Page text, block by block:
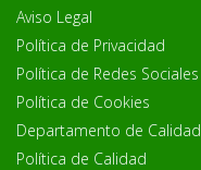
Aviso Legal
Política de Privacidad
Política de Redes Sociales
Política de Cookies
Departamento de Calidad
Política de Calidad